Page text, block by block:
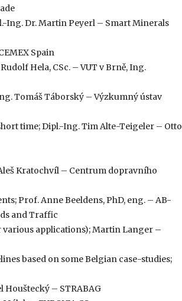
Ing. Dr. Martin Peyerl – Smart Minerals
Spain
Hela, CSc. – VUT v Brně, Ing.
Tomáš Táborský – Výzkumný ústav
time; Dipl.-Ing. Tim Alte-Teigeler – Otto
Kratochvíl – Centrum dopravního
Prof. Anne Beeldens, PhD, eng. – AB-
and Traffic
various applications); Martin Langer –
based on some Belgian case-studies;
– STRABAG